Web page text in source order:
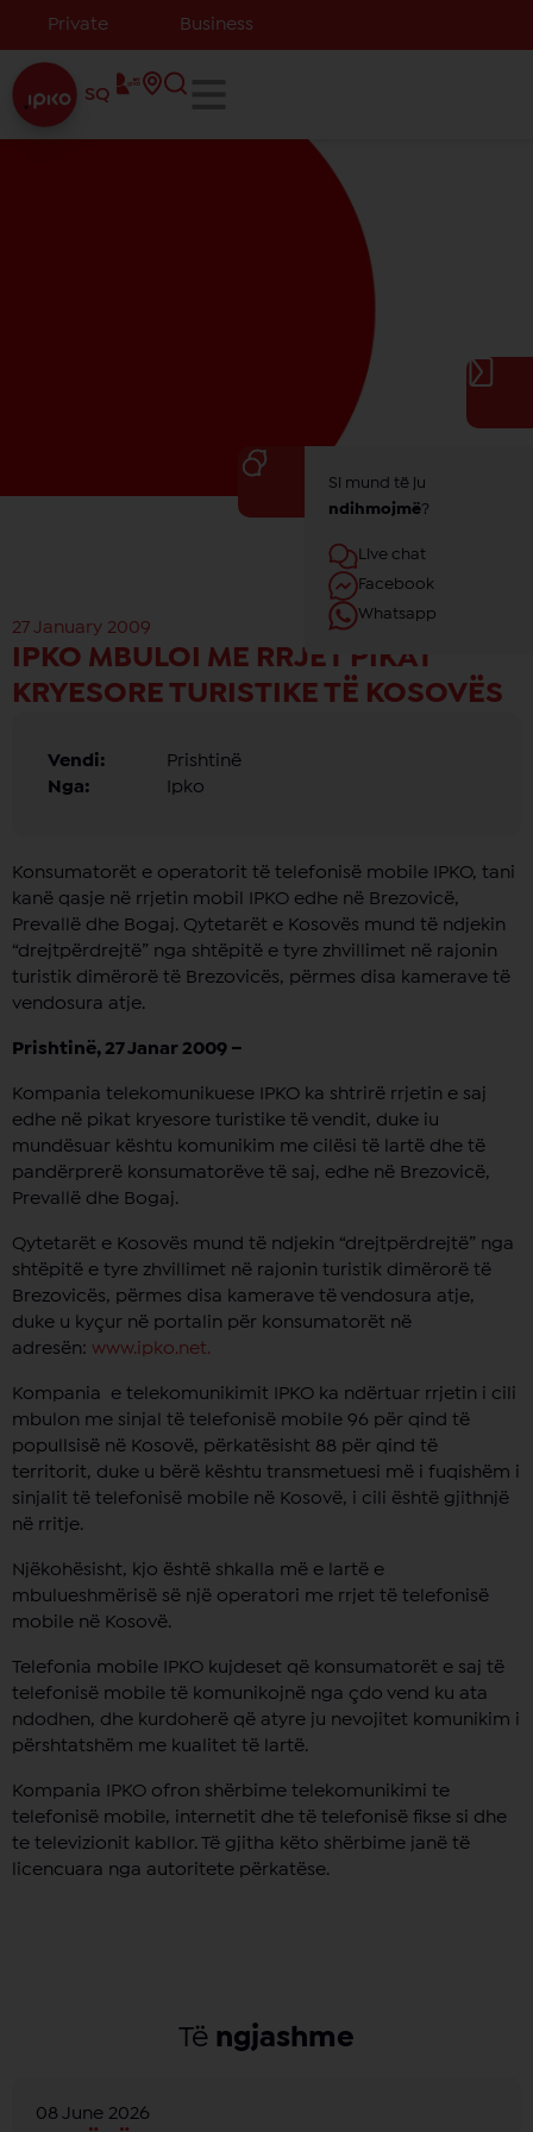
Private Business
SQ
27 January 2009
IPKO MBULOI ME RRJET PIKAT
KRYESORE TURISTIKE TË KOSOVËS
Vendi:
Prishtinë
Nga:
Ipko
Konsumatorët e operatorit të telefonisë mobile IPKO, tani
kanë qasje në rrjetin mobil IPKO edhe në Brezovicë,
Prevallë dhe Bogaj. Qytetarët e Kosovës mund të ndjekin
“drejtpërdrejtë” nga shtëpitë e tyre zhvillimet në rajonin
turistik dimërorë të Brezovicës, përmes disa kamerave të
vendosura atje.
Prishtinë, 27 Janar 2009 –
Kompania telekomunikuese IPKO ka shtrirë rrjetin e saj
edhe në pikat kryesore turistike të vendit, duke iu
mundësuar kështu komunikim me cilësi të lartë dhe të
pandërprerë konsumatorëve të saj, edhe në Brezovicë,
Prevallë dhe Bogaj.
Qytetarët e Kosovës mund të ndjekin “drejtpërdrejtë” nga
shtëpitë e tyre zhvillimet në rajonin turistik dimërorë të
Brezovicës, përmes disa kamerave të vendosura atje,
duke u kyçur në portalin për konsumatorët në
adresën: www.ipko.net.
Kompania e telekomunikimit IPKO ka ndërtuar rrjetin i cili
mbulon me sinjal të telefonisë mobile 96 për qind të
popullsisë në Kosovë, përkatësisht 88 për qind të
territorit, duke u bërë kështu transmetuesi më i fuqishëm i
sinjalit të telefonisë mobile në Kosovë, i cili është gjithnjë
në rritje.
Njëkohësisht, kjo është shkalla më e lartë e
mbulueshmërisë së një operatori me rrjet të telefonisë
mobile në Kosovë.
Telefonia mobile IPKO kujdeset që konsumatorët e saj të
telefonisë mobile të komunikojnë nga çdo vend ku ata
ndodhen, dhe kurdoherë që atyre ju nevojitet komunikim i
përshtatshëm me kualitet të lartë.
Kompania IPKO ofron shërbime telekomunikimi te
telefonisë mobile, internetit dhe të telefonisë fikse si dhe
te televizionit kabllor. Të gjitha këto shërbime janë të
licencuara nga autoritete përkatëse.
Të ngjashme
08 June 2026
Si mund të ju
ndihmojmë?
Live chat
Facebook
Whatsapp